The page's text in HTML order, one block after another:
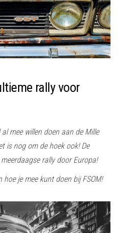
rally voor
mee willen doen aan de Mille
is nog om de hoek ook! De
rally door Europa!
je mee kunt doen bij FSOM!